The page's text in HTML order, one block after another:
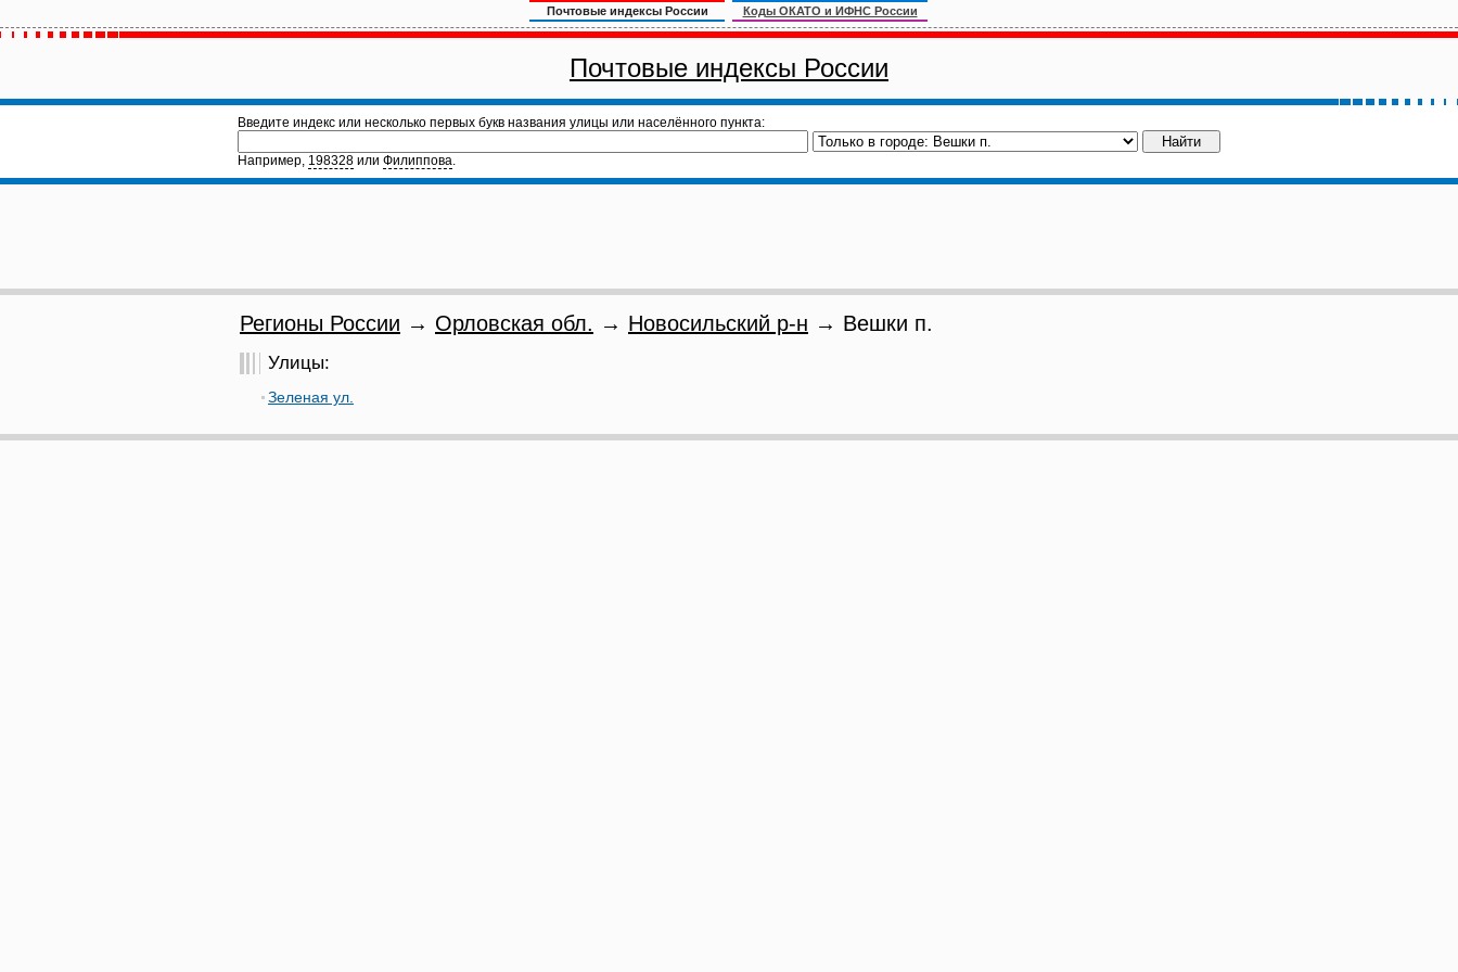
Почтовые индексы России Коды ОКАТО и ИФНС России
Почтовые индексы России
Введите индекс или несколько первых букв названия улицы или населённого пункта:
Например, 198328 или Филиппова.
Регионы России → Орловская обл. → Новосильский р-н → Вешки п.
Улицы:
Зеленая ул.